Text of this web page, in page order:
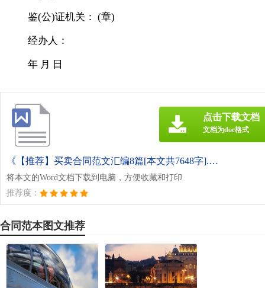
鉴(公)证机关： (章)
经办人：
年 月 日
《【推荐】买卖合同范文汇编8篇[本文共7648字].doc》
将本文的Word文档下载到电脑，方便收藏和打印
推荐度：
点击下载文档
文档为doc格式
合同范本图文推荐